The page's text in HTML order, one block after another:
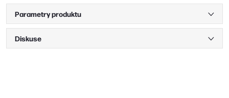
Parametry produktu
Diskuse